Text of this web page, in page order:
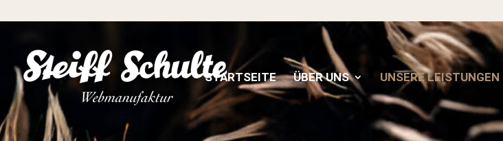
STARTSEITE ÜBER UNS UNSERE LEISTUNGEN